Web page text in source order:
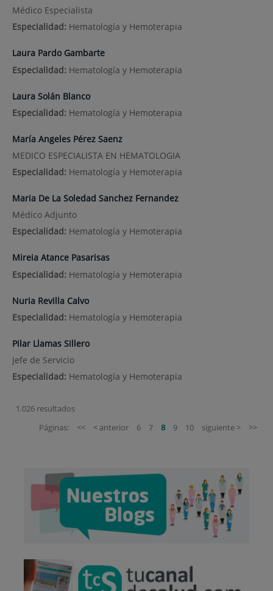
Médico Especialista
Especialidad: Hematología y Hemoterapia
Laura Pardo Gambarte
Especialidad: Hematología y Hemoterapia
Laura Solán Blanco
Especialidad: Hematología y Hemoterapia
María Angeles Pérez Saenz
MEDICO ESPECIALISTA EN HEMATOLOGIA
Especialidad: Hematología y Hemoterapia
Maria De La Soledad Sanchez Fernandez
Médico Adjunto
Especialidad: Hematología y Hemoterapia
Mireia Atance Pasarisas
Especialidad: Hematología y Hemoterapia
Nuria Revilla Calvo
Especialidad: Hematología y Hemoterapia
Pilar Llamas Sillero
Jefe de Servicio
Especialidad: Hematología y Hemoterapia
1.026 resultados
Páginas:
<< < anterior 6 7 8 9 10 siguiente > >>